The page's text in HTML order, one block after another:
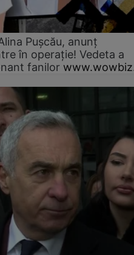
Pușcău, anunț
în operație! Vedeta a
fanilor